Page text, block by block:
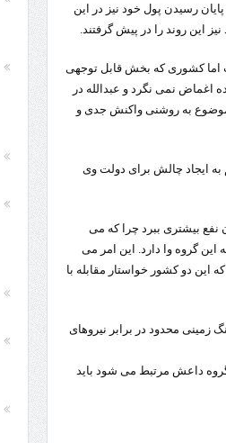
رسیدن پول خود نیز در این
این روند را در پیش گرفتند.
اما کشوری که بخش قابل توجهی
اغماض نمی نگرد و عبدالله در
به روشنی واکنش جدی و
به ایجاد چالش برای دولت وی
بیشتری ببرد چرا که می
این گروه وا دارد. این امر می
این دو کشور خواستار مقابله با
محدود در برابر نیروهای
داعش مرتبط می شود باید